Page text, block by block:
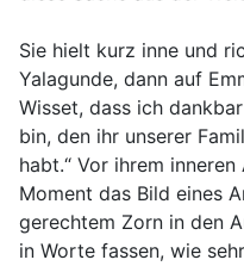
Sie hielt kurz inne und
Yalagunde, dann auf
Wisset, dass ich
bin, den ihr unserer
habt.“ Vor ihrem
Moment das Bild eines
gerechtem Zorn in den
in Worte fassen, wie